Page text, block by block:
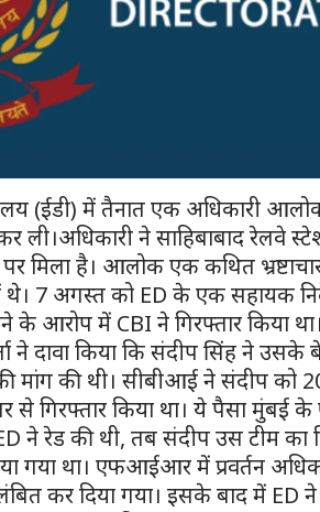
(ईडी) में तैनात एक अधिकारी
ली।अधिकारी ने साहिबाबाद रेलवे
मिला है। आलोक एक कथित
7 अगस्त को ED के एक सहायक
के आरोप में CBI ने गिरफ्तार किया
ने दावा किया कि संदीप सिंह ने उसके
की थी। सीबीआई ने संदीप को
गिरफ्तार किया था। ये पैसा मुंबई
ने रेड की थी, तब संदीप उस टीम
गया था। एफआईआर में प्रवर्तन
कर दिया गया। इसके बाद में ED